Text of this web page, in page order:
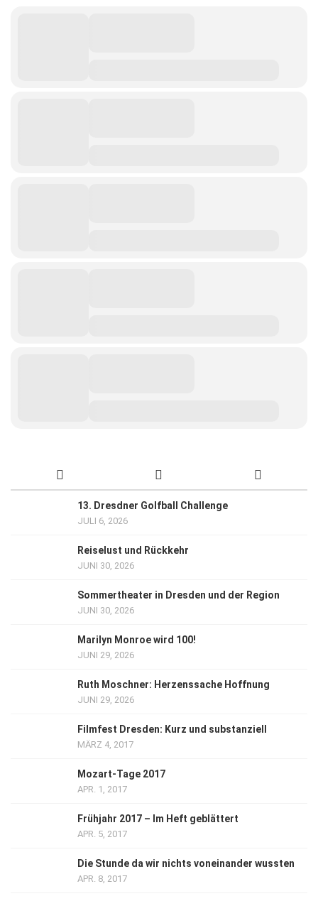
13. Dresdner Golfball Challenge
JULI 6, 2026
Reiselust und Rückkehr
JUNI 30, 2026
Sommertheater in Dresden und der Region
JUNI 30, 2026
Marilyn Monroe wird 100!
JUNI 29, 2026
Ruth Moschner: Herzenssache Hoffnung
JUNI 29, 2026
Filmfest Dresden: Kurz und substanziell
MÄRZ 4, 2017
Mozart-Tage 2017
APR. 1, 2017
Frühjahr 2017 – Im Heft geblättert
APR. 5, 2017
Die Stunde da wir nichts voneinander wussten
APR. 8, 2017